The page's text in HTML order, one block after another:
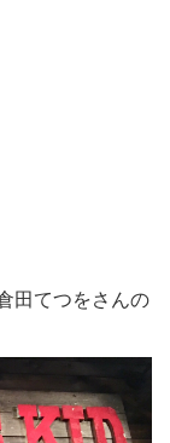
田てつをさんの